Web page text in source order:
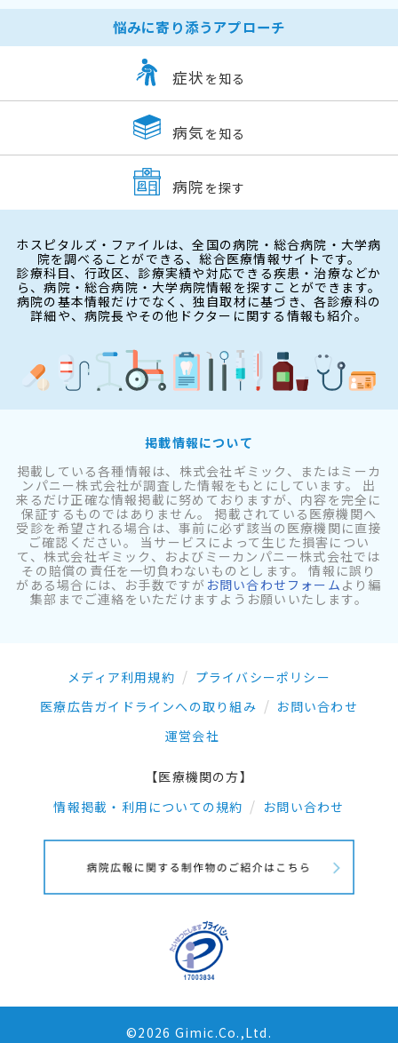
悩みに寄り添うアプローチ
症状 を知る
病気 を知る
病院 を探す
ホスピタルズ・ファイルは、全国の病院・総合病院・大学病
院を調べることができる、総合医療情報サイトです。
診療科目、行政区、診療実績や対応できる疾患・治療などか
ら、病院・総合病院・大学病院情報を探すことができます。
病院の基本情報だけでなく、独自取材に基づき、各診療科の
詳細や、病院長やその他ドクターに関する情報も紹介。
掲載情報について
掲載している各種情報は、株式会社ギミック、またはミーカ
ンパニー株式会社が調査した情報をもとにしています。 出
来るだけ正確な情報掲載に努めておりますが、内容を完全に
保証するものではありません。 掲載されている医療機関へ
受診を希望される場合は、事前に必ず該当の医療機関に直接
ご確認ください。 当サービスによって生じた損害につい
て、株式会社ギミック、およびミーカンパニー株式会社では
その賠償の責任を一切負わないものとします。 情報に誤り
がある場合には、お手数ですが お問い合わせフォーム より編
集部までご連絡をいただけますようお願いいたします。
メディア利用規約
プライバシーポリシー
医療広告ガイドラインへの取り組み
お問い合わせ
運営会社
【医療機関の方】
情報掲載・利用についての規約
お問い合わせ
©2026 Gimic.Co.,Ltd.